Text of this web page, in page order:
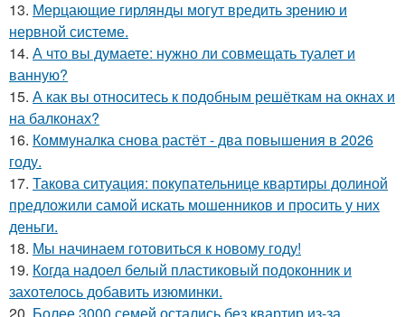
13. Мерцающие гирлянды могут вредить зрению и
нервной системе.
14. А что вы думаете: нужно ли совмещать туалет и
ванную?
15. А как вы относитесь к подобным решёткам на окнах и
на балконах?
16. Коммуналка снова растёт - два повышения в 2026
году.
17. Такова ситуация: покупательнице квартиры долиной
предложили самой искать мошенников и просить у них
деньги.
18. Мы начинаем готовиться к новому году!
19. Когда надоел белый пластиковый подоконник и
захотелось добавить изюминки.
20. Более 3000 семей остались без квартир из-за